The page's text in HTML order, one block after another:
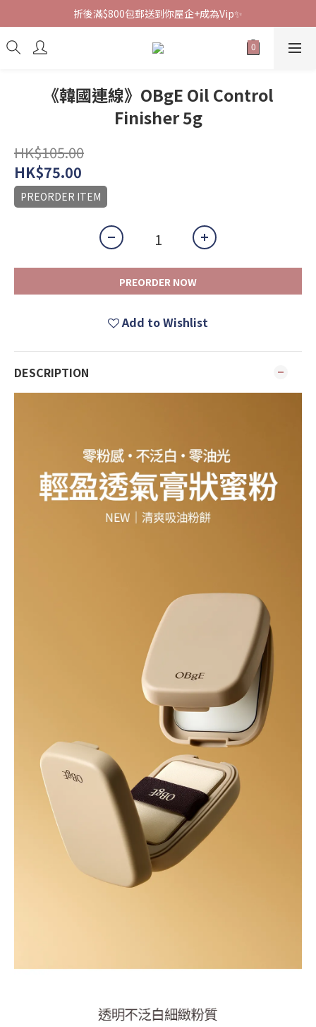
折後滿$800包郵送到你屋企+成為Vip✨
《韓國連線》OBgE Oil Control
Finisher 5g
HK$105.00
HK$75.00
PREORDER ITEM
PREORDER NOW
Add to Wishlist
DESCRIPTION